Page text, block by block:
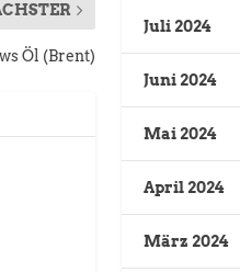
Öl (Brent)
Juli 2024
Juni 2024
Mai 2024
April 2024
März 2024